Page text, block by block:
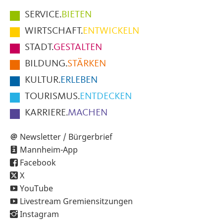
Hauptmenüpunkte
im
Fußbereich
der
Seite
SERVICE.BIETEN
WIRTSCHAFT.ENTWICKELN
STADT.GESTALTEN
BILDUNG.STÄRKEN
KULTUR.ERLEBEN
TOURISMUS.ENTDECKEN
KARRIERE.MACHEN
Newsletter / Bürgerbrief
Mannheim-App
Facebook
X
YouTube
Livestream Gremiensitzungen
Instagram